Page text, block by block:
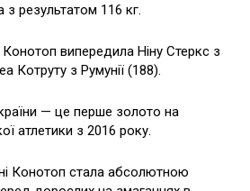
результатом 116 кг.
випередила Ніну Стеркс з
Котруту з Румунії (188).
— це перше золото на
атлетики з 2016 року.
Конотоп стала абсолютною